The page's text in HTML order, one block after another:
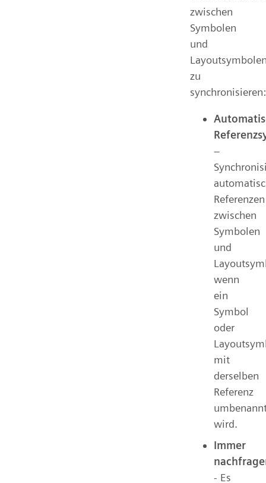
zwischen
Symbolen
und
zu
synchronisieren:
–
Referenzen
zwischen
Symbolen
und
wenn
ein
Symbol
oder
mit
derselben
Referenz
wird.
Immer
- Es